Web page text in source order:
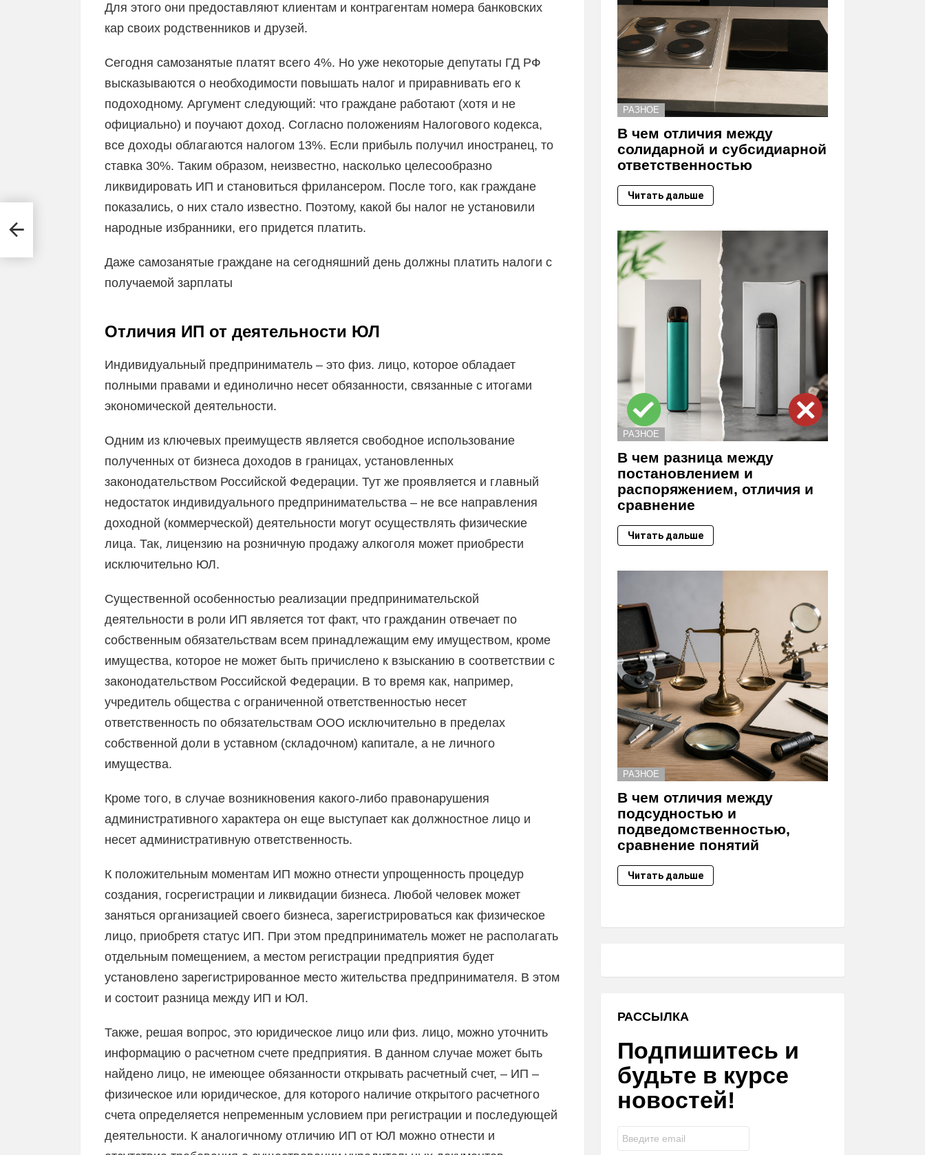
Для этого они предоставляют клиентам и контрагентам номера банковских
кар своих родственников и друзей.
Сегодня самозанятые платят всего 4%. Но уже некоторые депутаты ГД РФ
высказываются о необходимости повышать налог и приравнивать его к
подоходному. Аргумент следующий: что граждане работают (хотя и не
официально) и поучают доход. Согласно положениям Налогового кодекса,
все доходы облагаются налогом 13%. Если прибыль получил иностранец, то
ставка 30%. Таким образом, неизвестно, насколько целесообразно
ликвидировать ИП и становиться фрилансером. После того, как граждане
показались, о них стало известно. Поэтому, какой бы налог не установили
народные избранники, его придется платить.
Даже самозанятые граждане на сегодняшний день должны платить налоги с
получаемой зарплаты
Отличия ИП от деятельности ЮЛ
Индивидуальный предприниматель – это физ. лицо, которое обладает
полными правами и единолично несет обязанности, связанные с итогами
экономической деятельности.
Одним из ключевых преимуществ является свободное использование
полученных от бизнеса доходов в границах, установленных
законодательством Российской Федерации. Тут же проявляется и главный
недостаток индивидуального предпринимательства – не все направления
доходной (коммерческой) деятельности могут осуществлять физические
лица. Так, лицензию на розничную продажу алкоголя может приобрести
исключительно ЮЛ.
Существенной особенностью реализации предпринимательской
деятельности в роли ИП является тот факт, что гражданин отвечает по
собственным обязательствам всем принадлежащим ему имуществом, кроме
имущества, которое не может быть причислено к взысканию в соответствии с
законодательством Российской Федерации. В то время как, например,
учредитель общества с ограниченной ответственностью несет
ответственность по обязательствам ООО исключительно в пределах
собственной доли в уставном (складочном) капитале, а не личного
имущества.
Кроме того, в случае возникновения какого-либо правонарушения
административного характера он еще выступает как должностное лицо и
несет административную ответственность.
К положительным моментам ИП можно отнести упрощенность процедур
создания, госрегистрации и ликвидации бизнеса. Любой человек может
заняться организацией своего бизнеса, зарегистрироваться как физическое
лицо, приобретя статус ИП. При этом предприниматель может не располагать
отдельным помещением, а местом регистрации предприятия будет
установлено зарегистрированное место жительства предпринимателя. В этом
и состоит разница между ИП и ЮЛ.
Также, решая вопрос, это юридическое лицо или физ. лицо, можно уточнить
информацию о расчетном счете предприятия. В данном случае может быть
найдено лицо, не имеющее обязанности открывать расчетный счет, – ИП –
физическое или юридическое, для которого наличие открытого расчетного
счета определяется непременным условием при регистрации и последующей
деятельности. К аналогичному отличию ИП от ЮЛ можно отнести и
РАЗНОЕ
В чем отличия между
солидарной и субсидиарной
ответственностью
Читать дальше
РАЗНОЕ
В чем разница между
постановлением и
распоряжением, отличия и
сравнение
Читать дальше
РАЗНОЕ
В чем отличия между
подсудностью и
подведомственностью,
сравнение понятий
Читать дальше
РАССЫЛКА
Подпишитесь и
будьте в курсе
новостей!